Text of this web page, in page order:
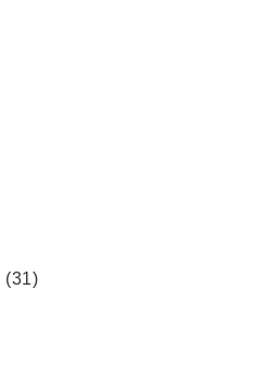
(31)